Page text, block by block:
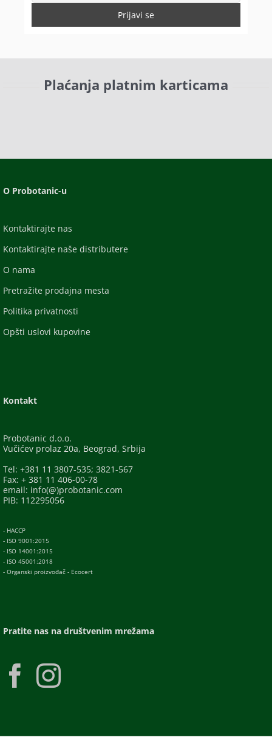
Plaćanja platnim karticama
O Probotanic-u
Kontaktirajte nas
Kontaktirajte naše distributere
O nama
Pretražite prodajna mesta
Politika privatnosti
Opšti uslovi kupovine
Kontakt
Probotanic d.o.o.
Vučićev prolaz 20a, Beograd, Srbija
Tel: +381 11 3807-535; 3821-567
Fax: + 381 11 406-00-78
email: info(@)probotanic.com
PIB: 112295056
- HACCP
- ISO 9001:2015
- ISO 14001:2015
- ISO 45001:2018
- Organski proizvođač - Ecocert
Pratite nas na društvenim mrežama